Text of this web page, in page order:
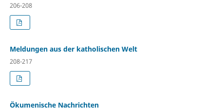
206-208
Meldungen aus der katholischen Welt
208-217
Ökumenische Nachrichten